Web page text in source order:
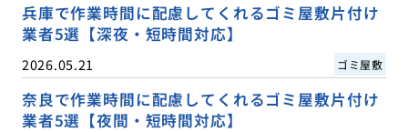
兵庫で作業時間に配慮してくれるゴミ屋敷片付け
業者5選【深夜・短時間対応】
2026.05.21 ゴミ屋敷
奈良で作業時間に配慮してくれるゴミ屋敷片付け
業者5選【夜間・短時間対応】